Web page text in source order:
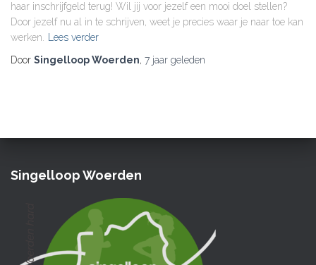
haar inschrijfgeld terug! Wil jij voor jezelf een mooi doel stellen?
Door jezelf nu al in te schrijven, weet je precies waar je naar toe kan
werken. Lees verder
Door Singelloop Woerden, 7 jaar geleden
Singelloop Woerden